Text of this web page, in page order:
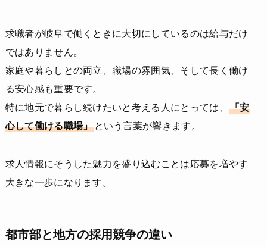
求職者が岐阜で働くときに大切にしているのは給与だけ
ではありません。
家庭や暮らしとの両立、職場の雰囲気、そして長く働け
る安心感も重要です。
特に地元で暮らし続けたいと考える人にとっては、「安
心して働ける職場」という言葉が響きます。
求人情報にそうした魅力を盛り込むことは応募を増やす
大きな一歩になります。
都市部と地方の採用競争の違い